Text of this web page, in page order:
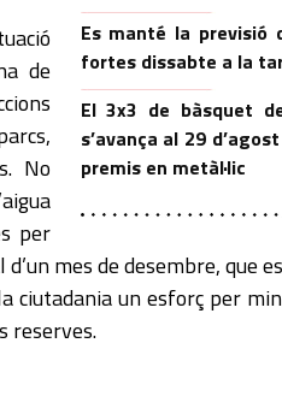
Es manté la previsió
fortes dissabte a la
El 3x3 de bàsquet
s’avança al 29
premis en metàl·lic
de
No
per
mes de desembre, que
ciutadania un esforç per
reserves.